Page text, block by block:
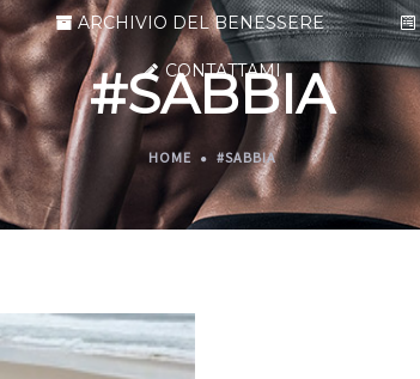
ARCHIVIO DEL BENESSERE
CONTATTAMI
#SABBIA
HOME #SABBIA